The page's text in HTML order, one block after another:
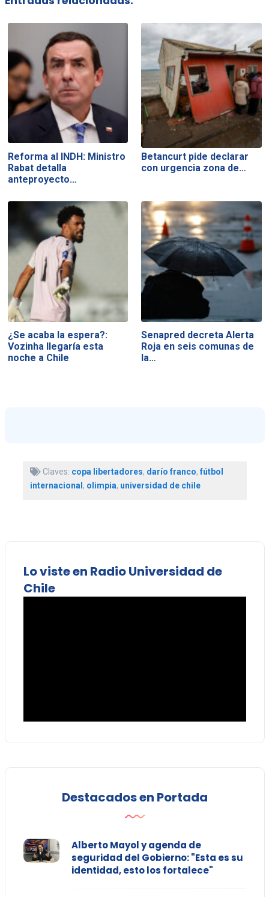
Reforma al INDH: Ministro
Rabat detalla
anteproyecto…
Betancurt pide declarar
con urgencia zona de…
¿Se acaba la espera?:
Vozinha llegaría esta
noche a Chile
Senapred decreta Alerta
Roja en seis comunas de
la…
Claves: copa libertadores, darío franco,fútbol
internacional, olimpia, universidad de chile
Lo viste en Radio Universidad de
Chile
Destacados en Portada
Alberto Mayol y agenda de
seguridad del Gobierno: "Esta es su
identidad, esto los fortalece"